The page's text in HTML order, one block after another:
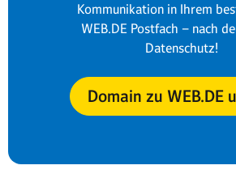
Kommunikation in Ihrem
WEB.DE Postfach – nach
Datenschutz!
Domain zu WEB.DE